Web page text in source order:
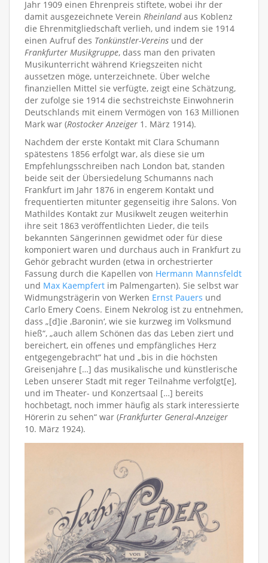
Jahr 1909 einen Ehrenpreis stiftete, wobei ihr der
damit ausgezeichnete Verein Rheinlandaus Koblenz
die Ehrenmitgliedschaft verlieh, und indem sie 1914
einen Aufruf des Tonkünstler-Vereins und der
Frankfurter Musikgruppe, dass man den privaten
Musikunterricht während Kriegszeiten nicht
aussetzen möge, unterzeichnete. Über welche
finanziellen Mittel sie verfügte, zeigt eine Schätzung,
der zufolge sie 1914 die sechstreichste Einwohnerin
Deutschlands mit einem Vermögen von 163 Millionen
Mark war (Rostocker Anzeiger 1. März 1914).
Nachdem der erste Kontakt mit Clara Schumann
spätestens 1856 erfolgt war, als diese sie um
Empfehlungsschreiben nach London bat, standen
beide seit der Übersiedelung Schumanns nach
Frankfurt im Jahr 1876 in engerem Kontakt und
frequentierten mitunter gegenseitig ihre Salons. Von
Mathildes Kontakt zur Musikwelt zeugen weiterhin
ihre seit 1863 veröffentlichten Lieder, die teils
bekannten Sängerinnen gewidmet oder für diese
komponiert waren und durchaus auch in Frankfurt zu
Gehör gebracht wurden (etwa in orchestrierter
Fassung durch die Kapellen von Hermann Mannsfeldt
und Max Kaempfert im Palmengarten). Sie selbst war
Widmungsträgerin von Werken Ernst Pauers und
Carlo Emery Coens. Einem Nekrolog ist zu entnehmen,
dass „[d]ie ‚Baronin‘, wie sie kurzweg im Volksmund
hieß“, „auch allem Schönen das das Leben ziert und
bereichert, ein offenes und empfängliches Herz
entgegengebracht“ hat und „bis in die höchsten
Greisenjahre […] das musikalische und künstlerische
Leben unserer Stadt mit reger Teilnahme verfolgt[e],
und im Theater- und Konzertsaal […] bereits
hochbetagt, noch immer häufig als stark interessierte
Hörerin zu sehen“ war (Frankfurter General-Anzeiger
10. März 1924).